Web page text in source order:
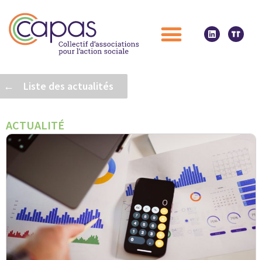
← Liste des actualités
ACTUALITÉ